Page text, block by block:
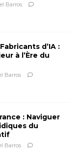
Barros
d’IA :
à l’Ère du
Barros
: Naviguer
du
Barros